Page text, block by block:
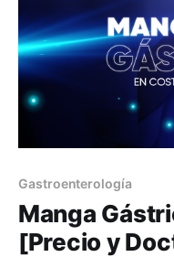
Gastroenterología
Manga
[Precio y